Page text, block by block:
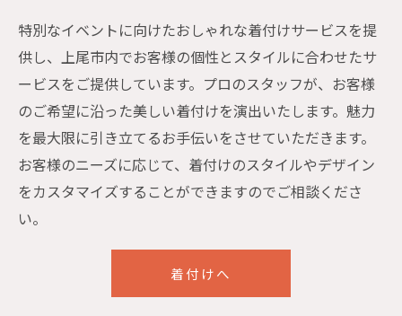
特別なイベントに向けたおしゃれな着付けサービスを提
供し、上尾市内でお客様の個性とスタイルに合わせたサ
ービスをご提供しています。プロのスタッフが、お客様
のご希望に沿った美しい着付けを演出いたします。魅力
を最大限に引き立てるお手伝いをさせていただきます。
お客様のニーズに応じて、着付けのスタイルやデザイン
をカスタマイズすることができますのでご相談くださ
い。
着付けへ